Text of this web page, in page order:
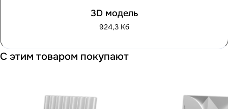
3D модель
924,3 Кб
С этим товаром покупают